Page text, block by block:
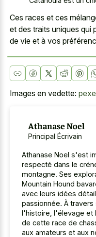
Ces races et ces
et des traits uniques
de vie et à vos
Images en vedette:
Athanase Noel
Principal Écrivain
Athanase Noel s'est
respecté dans le
montagne. Ses
Mountain Hound
avec leurs idées
passionnée. À
l'histoire, l'élevage et
de cette race de
aux amateurs et aux